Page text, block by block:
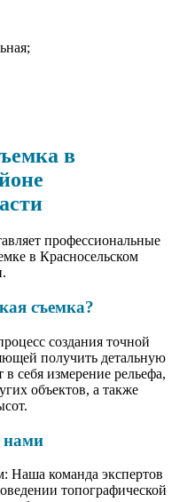
в
профессиональные
в Красносельском
съемка?
создания точной
получить детальную
себя измерение рельефа,
объектов, а также
нами
Наша команда экспертов
топографической